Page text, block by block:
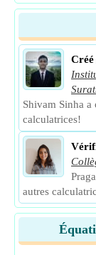
Shivam Sinha a
calculatrices!
autres